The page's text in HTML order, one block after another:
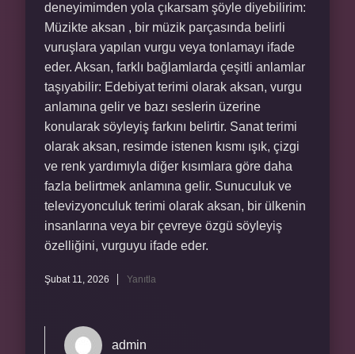
deneyimimden yola çıkarsam şöyle diyebilirim:
Müzikte aksan , bir müzik parçasında belirli
vuruşlara yapılan vurgu veya tonlamayı ifade
eder. Aksan, farklı bağlamlarda çeşitli anlamlar
taşıyabilir: Edebiyat terimi olarak aksan, vurgu
anlamına gelir ve bazı seslerin üzerine
konularak söyleyiş farkını belirtir. Sanat terimi
olarak aksan, resimde istenen kısmı ışık, çizgi
ve renk yardımıyla diğer kısımlara göre daha
fazla belirtmek anlamına gelir. Sunuculuk ve
televizyonculuk terimi olarak aksan, bir ülkenin
insanlarına veya bir çevreye özgü söyleyiş
özelliğini, vurguyu ifade eder.
Şubat 11, 2026 Yanıtla
admin